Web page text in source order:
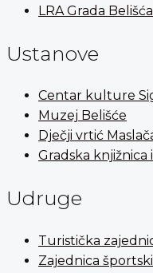
LRA Grada
Ustanove
Centar kulture
Muzej Belišće
Dječji vrtić
Gradska knjižnica
Udruge
Turistička
Zajednica